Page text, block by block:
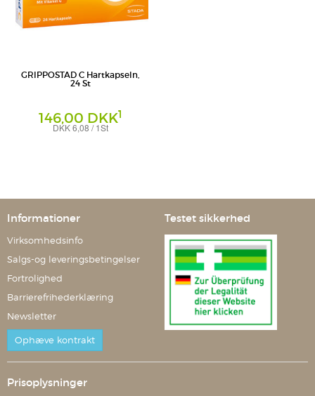
GRIPPOSTAD C Hartkapseln,
24 St
146,00 DKK1
DKK 6,08 / 1St
Informationer
Virksomhedsinfo
Salgs-og leveringsbetingelser
Fortrolighed
Barrierefrihederklæring
Newsletter
Ophæve kontrakt
Testet sikkerhed
Prisoplysninger